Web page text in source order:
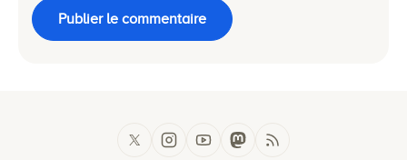
Publier le commentaire